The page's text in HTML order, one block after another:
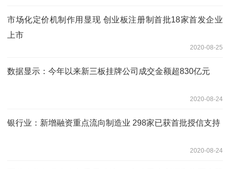
市场化定价机制作用显现 创业板注册制首批18家首发企业
上市
2020-08-25
数据显示：今年以来新三板挂牌公司成交金额超830亿元
2020-08-24
银行业：新增融资重点流向制造业 298家已获首批授信支持
2020-08-24